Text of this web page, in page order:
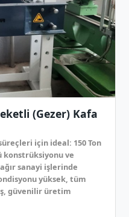
(Gezer) Kafa
için ideal: 150 Ton
konstrüksiyonu ve
sanayi işlerinde
yüksek, tüm
güvenilir üretim